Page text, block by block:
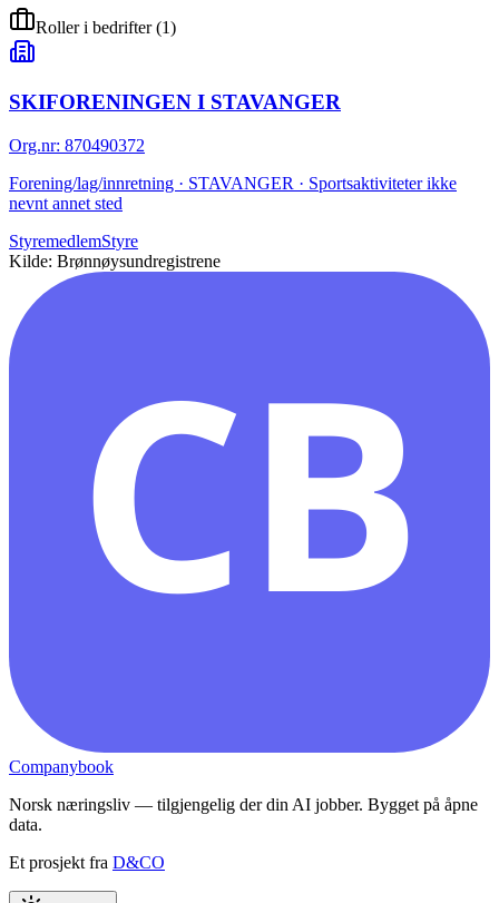
Roller i bedrifter(1)
SKIFORENINGEN I STAVANGER
Org.nr: 870490372
Forening/lag/innretning · STAVANGER · Sportsaktiviteter ikke
nevnt annet sted
StyremedlemStyre
Kilde: Brønnøysundregistrene
CB
Companybook
Norsk næringsliv — tilgjengelig der din AI jobber. Bygget på åpne
data.
Et prosjekt fra D&CO